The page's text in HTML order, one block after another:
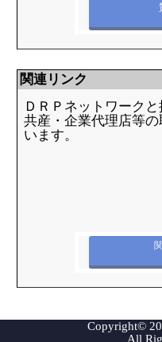
関連リンク
ＤＲＰネットワーク
共産・企業代理店等
います。
Copyright©
All